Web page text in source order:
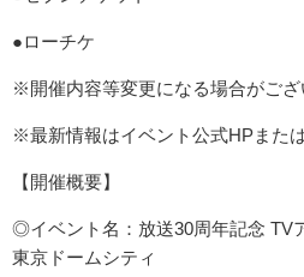
●ローチケ
※開催内容等変更になる場合がござ
※最新情報はイベント公式HPまた
【開催概要】
◎イベント名：放送30周年記念 TV
東京ドームシティ